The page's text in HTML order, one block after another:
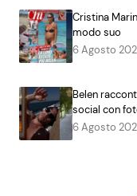
Cristina
modo suo
6 Agosto
Belen
social con
6 Agosto